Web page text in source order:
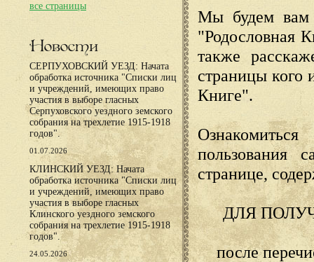
все страницы
Новости
СЕРПУХОВСКИЙ УЕЗД: Начата
обработка источника "Списки лиц
и учреждений, имеющих право
участия в выборе гласных
Серпуховского уездного земского
собрания на трехлетие 1915-1918
годов".
01.07.2026
КЛИНСКИЙ УЕЗД: Начата
обработка источника "Списки лиц
и учреждений, имеющих право
участия в выборе гласных
Клинского уездного земского
собрания на трехлетие 1915-1918
годов".
24.05.2026
Мы будем вам
"Родословная
также
страницы кого
Книге".
пользования
странице,
ДЛЯ
после